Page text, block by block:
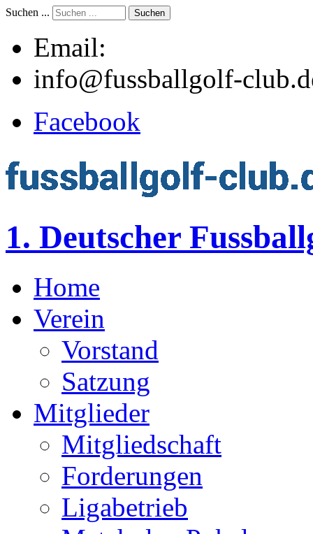
Suchen ... Suchen
Email:
info@fussballgolf-
Facebook
1. Deutscher
Home
Verein
Vorstand
Satzung
Mitglieder
Mitgliedschaft
Forderungen
Ligabetrieb